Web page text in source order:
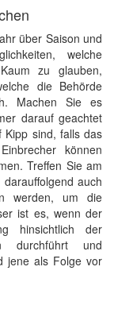
über Saison und
welche
zu glauben,
die Behörde
Machen Sie es
darauf geachtet
Kipp sind, falls das
können
Treffen Sie am
auch
werden, um die
ist es, wenn der
hinsichtlich der
durchführt und
jene als Folge vor